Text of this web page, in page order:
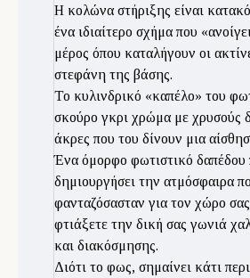
Η κολώνα στήριξης είναι
ένα ιδιαίτερο σχήμα που
μέρος όπου καταλήγουν οι
στεφάνη της βάσης.
Το κυλινδρικό «καπέλο» του
σκούρο γκρι χρώμα με χρυσούς
άκρες που του δίνουν μια
Ένα όμορφο φωτιστικό δαπέδου
δημιουργήσει την ατμόσφαιρα
φανταζόσασταν για τον χώρο
φτιάξετε την δική σας γωνιά
και διακόσμησης.
Διότι το φως, σημαίνει κάτι